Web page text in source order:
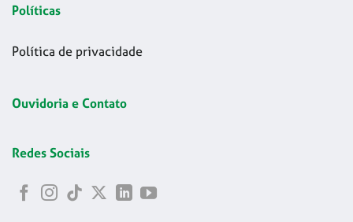
Políticas
Política de privacidade
Ouvidoria e Contato
Redes Sociais